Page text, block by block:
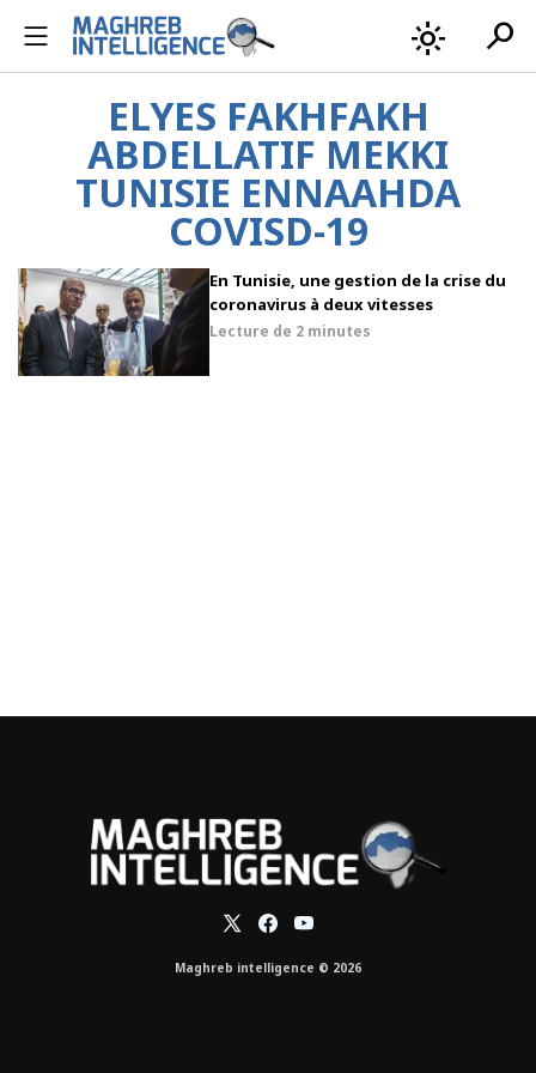
light_mode search
ELYES FAKHFAKH
ABDELLATIF MEKKI
TUNISIE ENNAAHDA
COVISD-19
En Tunisie, une gestion de la crise du
coronavirus à deux vitesses
Lecture de 2 minutes
Maghreb intelligence © 2026